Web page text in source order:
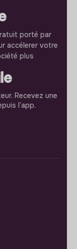
porté par
accélerer votre
plus
Recevez une
l’app.